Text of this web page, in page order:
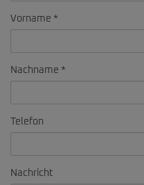
Vorname
Nachname
Telefon
Nachricht